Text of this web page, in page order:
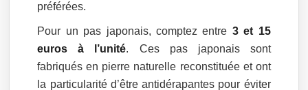
préférées.
Pour un pas japonais, comptez entre 3 et 15
euros à l’unité. Ces pas japonais sont
fabriqués en pierre naturelle reconstituée et ont
la particularité d’être antidérapantes pour éviter